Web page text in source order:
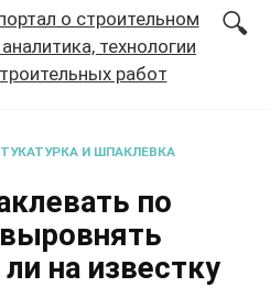
И ШПАКЛЕВКА
по
на известку